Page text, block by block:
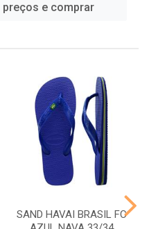
e comprar
SAND HAVAI BRASIL FC